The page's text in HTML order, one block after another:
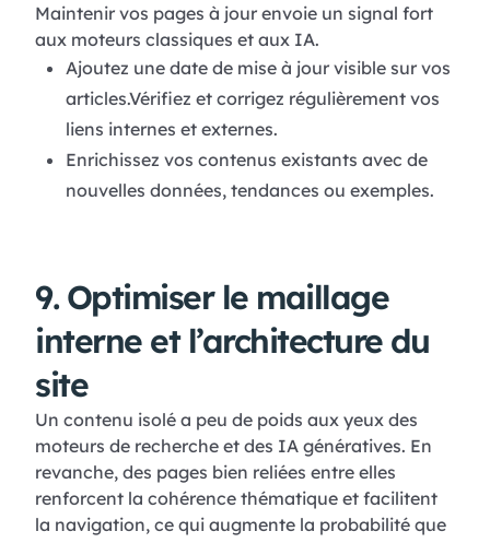
Maintenir vos pages à jour envoie un signal fort
aux moteurs classiques et aux IA.
Ajoutez une date de mise à jour visible sur vos
articles.Vérifiez et corrigez régulièrement vos
liens internes et externes.
Enrichissez vos contenus existants avec de
nouvelles données, tendances ou exemples.
9. Optimiser le maillage
interne et l’architecture du
site
Un contenu isolé a peu de poids aux yeux des
moteurs de recherche et des IA génératives. En
revanche, des pages bien reliées entre elles
renforcent la cohérence thématique et facilitent
la navigation, ce qui augmente la probabilité que